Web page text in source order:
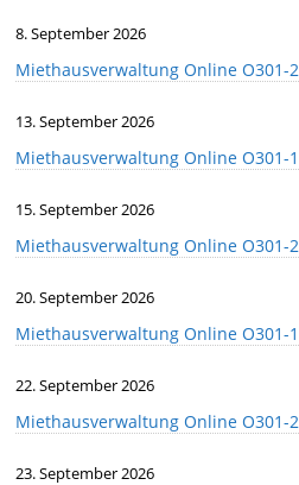
8. September 2026
Miethausverwaltung Online O301-2
13. September 2026
Miethausverwaltung Online O301-1
15. September 2026
Miethausverwaltung Online O301-2
20. September 2026
Miethausverwaltung Online O301-1
22. September 2026
Miethausverwaltung Online O301-2
23. September 2026